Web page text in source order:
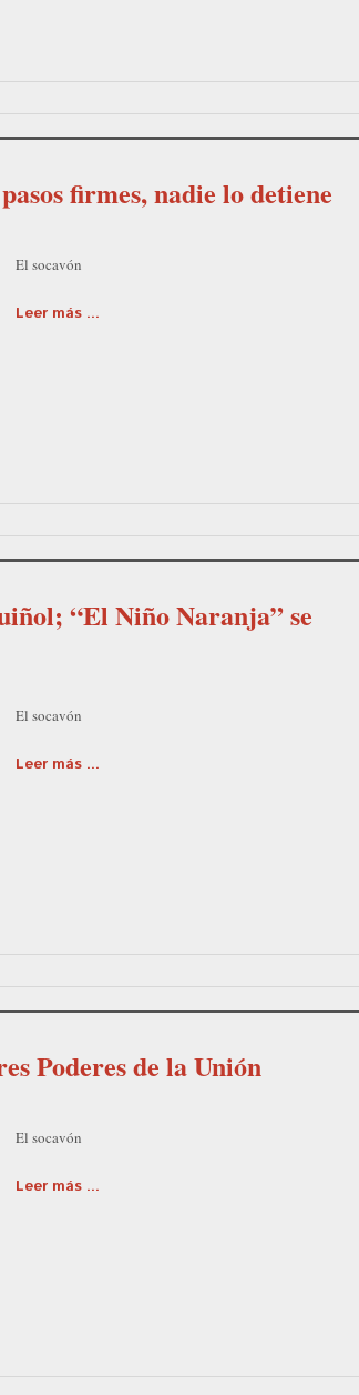
firmes, nadie lo detiene
El socavón
Leer más ...
“El Niño Naranja” se
El socavón
Leer más ...
Poderes de la Unión
El socavón
Leer más ...